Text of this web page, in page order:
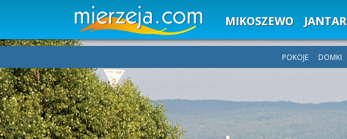
MIKOSZEWO JANTAR
POKOJE DOMKI